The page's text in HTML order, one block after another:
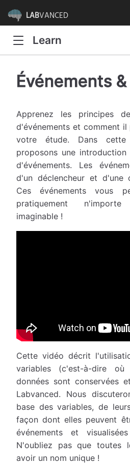
LABVANCED
Learn
Événements
Apprenez les principes
d'événements et comment
votre étude. Dans
proposons une
d'événements. Les
d'un déclencheur et d'une
Ces événements vous
pratiquement
imaginable !
Cette vidéo décrit
variables (c'est-à-dire
données sont conservées
Labvanced. Nous
base des variables, de
façon dont elles peuvent
événements et
N'oubliez pas que toutes
avoir un nom unique !